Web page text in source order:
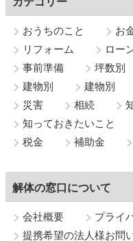
おうちのこと お
リフォーム
ロー
事前準備
坪数別
建物別
建物別
災害
相続
知っておきたいこと
税金
補助金
解体の窓口について
会社概要
プライ
提携希望の法人様お問